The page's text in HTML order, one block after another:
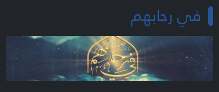
في رحابهم